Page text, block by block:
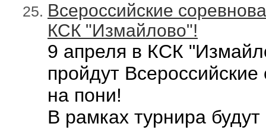
Всероссийские
КСК "Измайлово"!
9 апреля в КСК
пройдут
на пони!
В рамках турнира